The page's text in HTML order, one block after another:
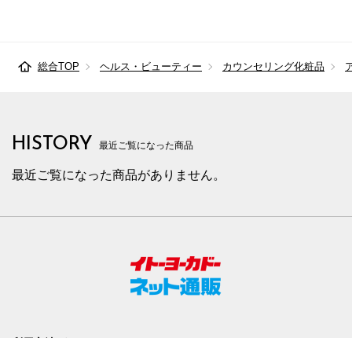
総合TOP ヘルス・ビューティー カウンセリング化粧品
HISTORY 最近ご覧になった商品
最近ご覧になった商品がありません。